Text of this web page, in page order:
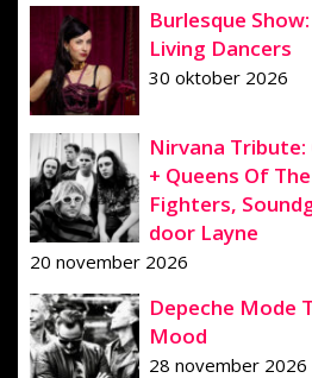
Burlesque
Living Dancers
30 oktober 2026
Nirvana Tribute:
+ Queens Of
Fighters,
door Layne
20 november 2026
Depeche Mode
Mood
28 november 2026